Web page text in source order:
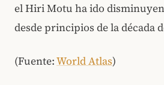
el Hiri Motu ha ido
desde principios de la década
(Fuente:World Atlas)